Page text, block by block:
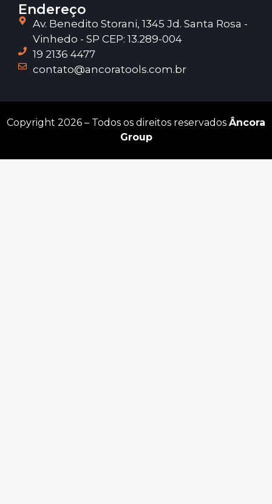
Endereço
Av. Benedito Storani, 1345 Jd. Santa Rosa -
Vinhedo - SP CEP: 13.289-004
19 2136 4477
contato@ancoratools.com.br
Copyright 2026 – Todos os direitos reservados Âncora
Group